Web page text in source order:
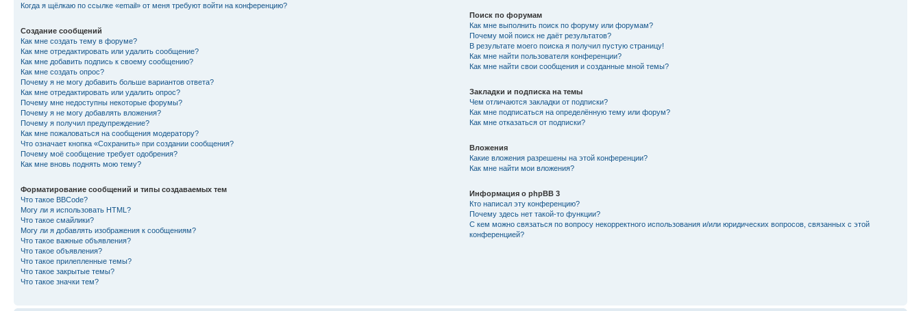
Когда я щёлкаю по ссылке «email» от меня требуют войти на конференцию?
Создание сообщений
Как мне создать тему в форуме?
Как мне отредактировать или удалить сообщение?
Как мне добавить подпись к своему сообщению?
Как мне создать опрос?
Почему я не могу добавить больше вариантов ответа?
Как мне отредактировать или удалить опрос?
Почему мне недоступны некоторые форумы?
Почему я не могу добавлять вложения?
Почему я получил предупреждение?
Как мне пожаловаться на сообщения модератору?
Что означает кнопка «Сохранить» при создании сообщения?
Почему моё сообщение требует одобрения?
Как мне вновь поднять мою тему?
Форматирование сообщений и типы создаваемых тем
Что такое BBCode?
Могу ли я использовать HTML?
Что такое смайлики?
Могу ли я добавлять изображения к сообщениям?
Что такое важные объявления?
Что такое объявления?
Что такое прилепленные темы?
Что такое закрытые темы?
Что такое значки тем?
Поиск по форумам
Как мне выполнить поиск по форуму или форумам?
Почему мой поиск не даёт результатов?
В результате моего поиска я получил пустую страницу!
Как мне найти пользователя конференции?
Как мне найти свои сообщения и созданные мной темы?
Закладки и подписка на темы
Чем отличаются закладки от подписки?
Как мне подписаться на определённую тему или форум?
Как мне отказаться от подписки?
Вложения
Какие вложения разрешены на этой конференции?
Как мне найти мои вложения?
Информация о phpBB 3
Кто написал эту конференцию?
Почему здесь нет такой-то функции?
С кем можно связаться по вопросу некорректного использования и/или юридических вопросов, связанных с этой
конференцией?